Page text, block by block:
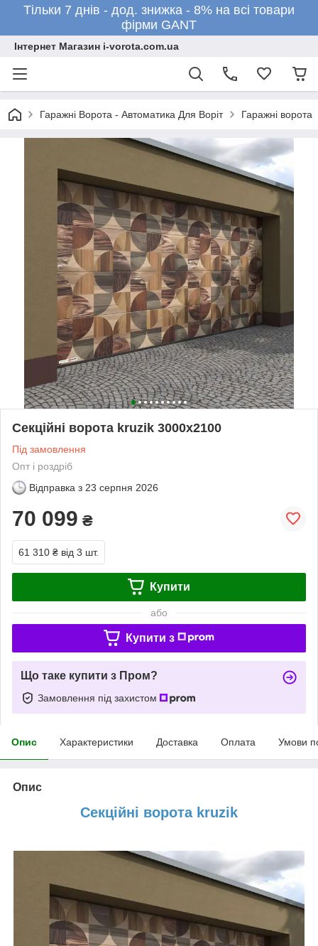
Тільки 7 днів - дод. знижка - 8% на всі товари
фірми GANT
Інтернет Магазин i-vorota.com.ua
Гаражні Ворота - Автоматика Для Воріт Гаражні ворота
Секційні ворота kruzik 3000x2100
Під замовлення
Опт і роздріб
Відправка з 23 серпня 2026
70 099 ₴
61 310 ₴ від 3 шт.
Купити
або
Купити з
Що таке купити з Пром?
Замовлення під захистом
Опис Характеристики Доставка Оплата Умови
Опис
Секційні ворота kruzik